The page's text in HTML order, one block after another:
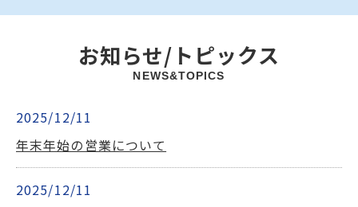
お知らせ/トピックス
NEWS&TOPICS
2025/12/11
年末年始の営業について
2025/12/11